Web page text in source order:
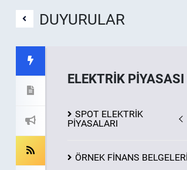
DUYURULAR
ELEKTRİK PİYASASI
SPOT ELEKTRİK
PİYASALARI
ÖRNEK FİNANS BELGELERİ